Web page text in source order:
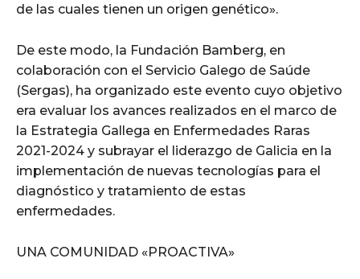
de las cuales tienen un origen genético».
De este modo, la Fundación Bamberg, en
colaboración con el Servicio Galego de Saúde
(Sergas), ha organizado este evento cuyo objetivo
era evaluar los avances realizados en el marco de
la Estrategia Gallega en Enfermedades Raras
2021-2024 y subrayar el liderazgo de Galicia en la
implementación de nuevas tecnologías para el
diagnóstico y tratamiento de estas
enfermedades.
UNA COMUNIDAD «PROACTIVA»